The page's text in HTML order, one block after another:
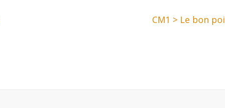
CM1 > Le bon